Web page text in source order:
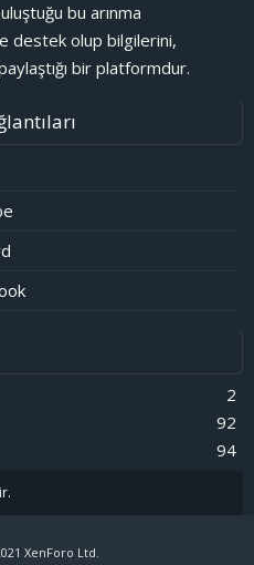
bu arınma
destek olup bilgilerini,
bir platformdur.
2
92
94
XenForo Ltd.